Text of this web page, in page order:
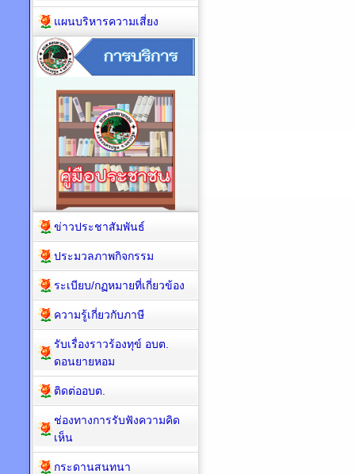
แผนบริหารความเสี่ยง
ข่าวประชาสัมพันธ์
ประมวลภาพกิจกรรม
ระเบียบ/กฏหมายที่เกี่ยวข้อง
ความรู้เกี่ยวกับภาษี
รับเรื่องราวร้องทุข์ อบต.
ดอนยายหอม
ติดต่ออบต.
ช่องทางการรับฟังความคิด
เห็น
กระดานสนทนา